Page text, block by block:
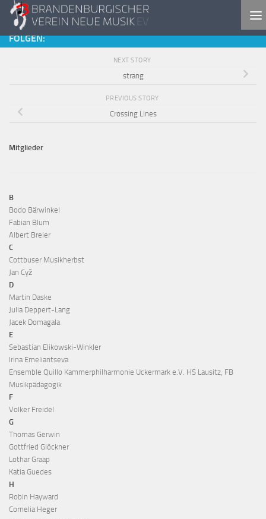
Skip to content
FOLGEN:
NEXT STORY
strang
PREVIOUS STORY
Crossing Lines
Mitglieder
B
Bodo Bärwinkel
Fabian Blum
Albert Breier
C
Cottbuser Musikherbst
Jan Cyž
D
Martin Daske
Julia Deppert-Lang
Jacek Domagala
E
Sebastian Elikowski-Winkler
Irina Emeliantseva
Ensemble Quillo Kammerphilharmonie Uckermark e.V. HS Lausitz, FB
Musikpädagogik
F
Volker Freidel
G
Thomas Gerwin
Gottfried Glöckner
Lothar Graap
Katia Guedes
H
Robin Hayward
Cornelia Heger